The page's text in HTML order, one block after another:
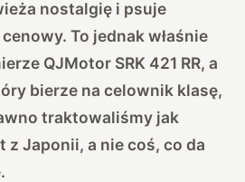
nostalgię i psuje
To jednak właśnie
QJMotor SRK 421 RR, a
bierze na celownik klasę,
traktowaliśmy jak
z Japonii, a nie coś, co da